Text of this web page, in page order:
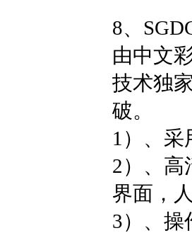
8、
由中文
技术独
破。
1）、采
2）、高
界面，
3）、操